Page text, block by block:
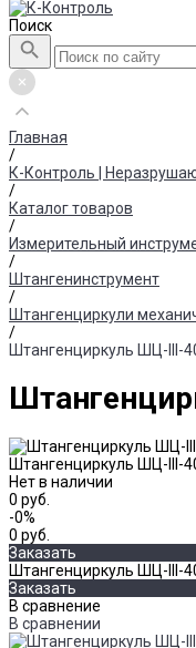
Поиск
Главная
/
К-Контроль |
/
Каталог товаров
/
Измерительный
/
Штангенинструмент
/
Штангенциркули
/
Штангенциркуль ШЦ-III-
Штангенциркуль ШЦ-III-
Нет в наличии
0 руб.
-0%
0 руб.
Заказать
Штангенциркуль ШЦ-III-
Заказать
В сравнение
В сравнении